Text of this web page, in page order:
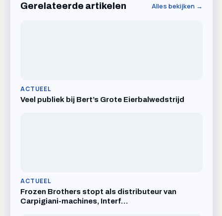
Gerelateerde artikelen Alles bekijken →
ACTUEEL
Veel publiek bij Bert’s Grote Eierbalwedstrijd
ACTUEEL
Frozen Brothers stopt als distributeur van
Carpigiani-machines, Interf…